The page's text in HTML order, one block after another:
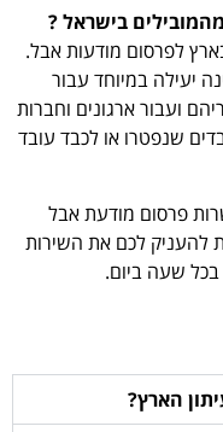
בישראל ?
לפרסום מודעות אבל.
יעילה במיוחד עבור
ועבור ארגונים וחברות
שנפטרו או לכבד עובד
פרסום מודעת אבל
מומחה וזמין 24/7 על מנת להעניק לכם את השירות
שעה ביום.
הארץ?